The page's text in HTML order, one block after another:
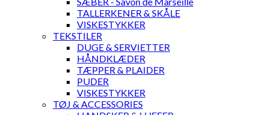
TALLERKENER & SKÅLE
VISKESTYKKER
TEKSTILER
DUGE & SERVIETTER
HÅNDKLÆDER
TÆPPER & PLAIDER
PUDER
VISKESTYKKER
TØJ & ACCESSORIES